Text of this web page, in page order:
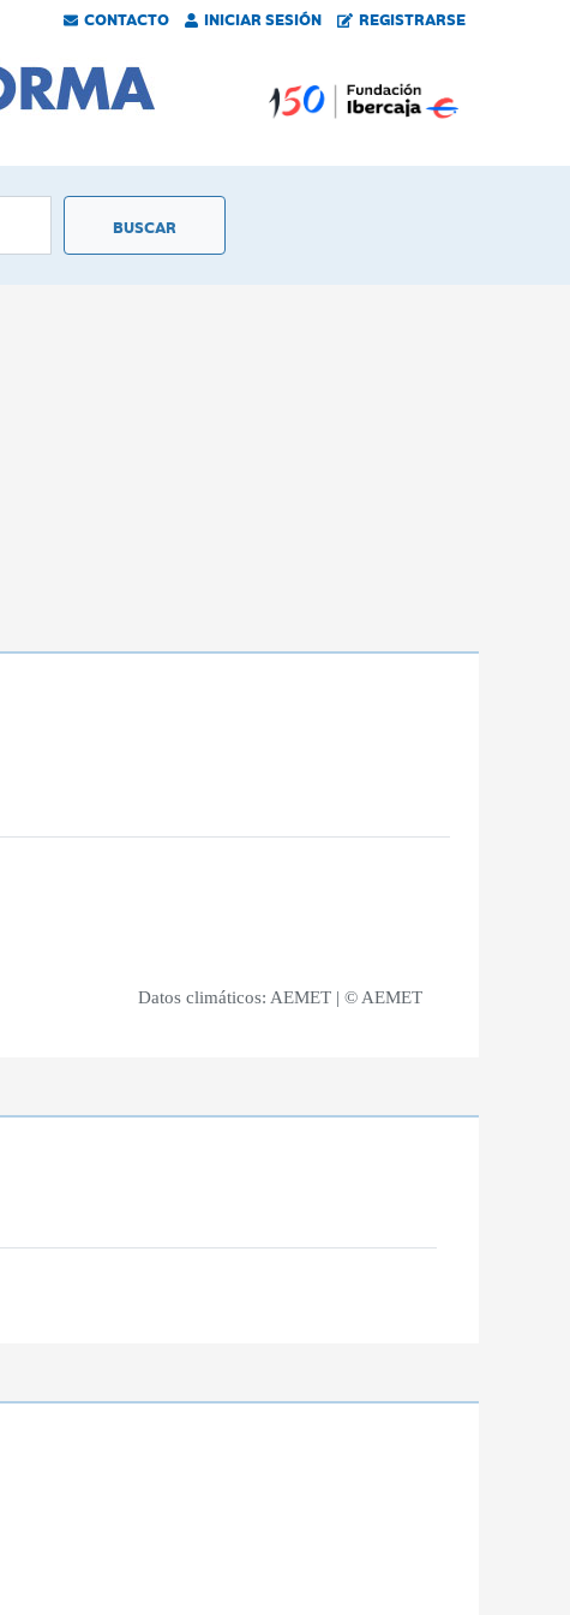
CONTACTO INICIAR SESIÓN REGISTRARSE
Datos climáticos: AEMET | © AEMET